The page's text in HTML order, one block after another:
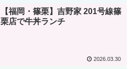
【福岡・篠栗】吉野家 201号線篠
栗店で牛丼ランチ
2026.03.30